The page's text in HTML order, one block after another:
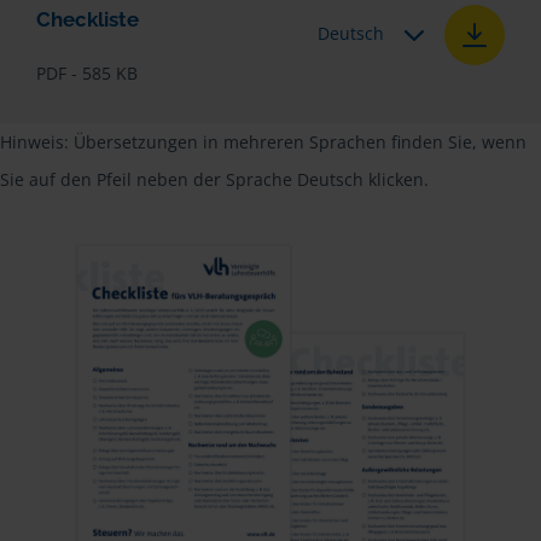
Checkliste
PDF - 585 KB
Deutsch
Hinweis: Übersetzungen in mehreren Sprachen finden Sie, wenn
Sie auf den Pfeil neben der Sprache Deutsch klicken.